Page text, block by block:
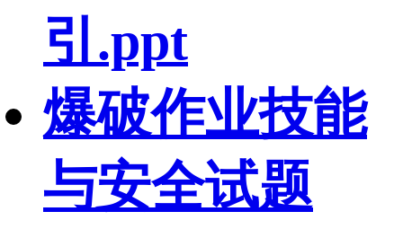
引.ppt
爆破作业技能
与安全试题